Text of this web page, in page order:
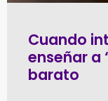
Cuando
enseñar a
barato